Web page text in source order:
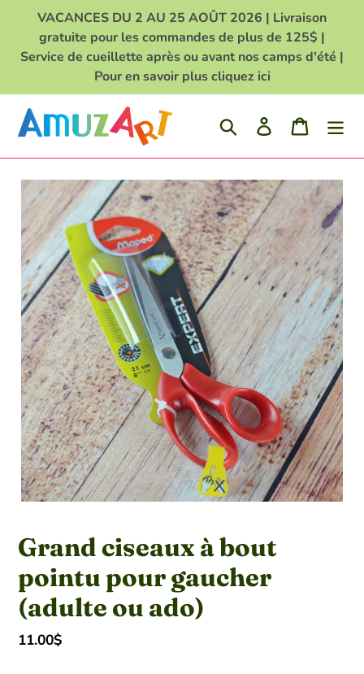
contenu
VACANCES DU 2 AU 25 AOÛT 2026 | Livraison
gratuite pour les commandes de plus de 125$ |
Service de cueillette après ou avant nos camps d'été |
Pour en savoir plus cliquez ici
RechercherSe connecter
Panier
Grand ciseaux à bout
pointu pour gaucher
(adulte ou ado)
Prix
11.00$